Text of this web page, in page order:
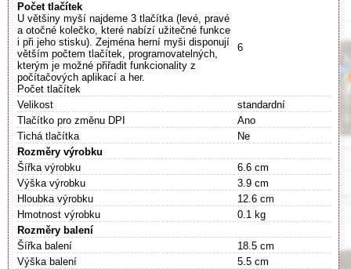
Počet tlačítek
U většiny myší najdeme 3 tlačítka (levé, pravé
a otočné kolečko, které nabízí užitečné funkce
i při jeho stisku). Zejména herní myši disponují
větším počtem tlačítek, programovatelných,
kterým je možné přiřadit funkcionality z
počítačových aplikací a her.
Počet tlačítek
6
Velikost
standardní
Tlačítko pro změnu DPI
Ano
Tichá tlačítka
Ne
Rozměry výrobku
Šířka výrobku
6.6 cm
Výška výrobku
3.9 cm
Hloubka výrobku
12.6 cm
Hmotnost výrobku
0.1 kg
Rozměry balení
Šířka balení
18.5 cm
Výška balení
5.5 cm